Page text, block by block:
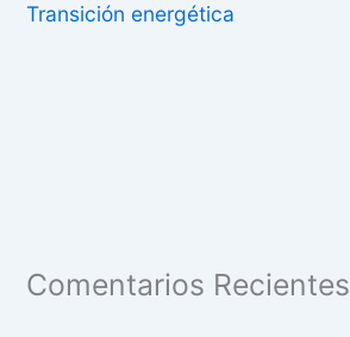
Transición energética
Comentarios Recientes